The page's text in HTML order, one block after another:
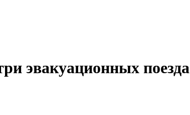
эвакуационных поезда